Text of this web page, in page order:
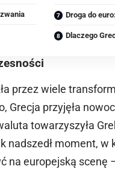
Droga do
Dlaczego
przez wiele
Grecja przyjęła
towarzyszyła
moment, w
europejską scenę